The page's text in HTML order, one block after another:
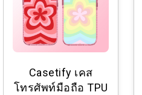
Casetify เคส
โทรศัพท์มือถือ TPU